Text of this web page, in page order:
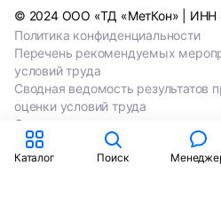
© 2024 ООО «ТД «МетКон» | ИНН
Политика конфиденциальности
Перечень рекомендуемых
условий труда
Сводная ведомость результатов
оценки условий труда
Сводная ведомость результатов
оценки условий труда 2024
Сводная ведомость результатов
Каталог Поиск